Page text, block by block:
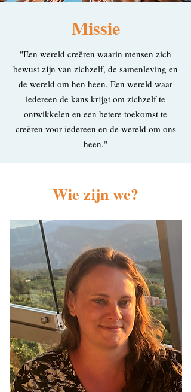
Missie
"Een wereld creëren waarin mensen zich
bewust zijn van zichzelf, de samenleving en
de wereld om hen heen. Een wereld waar
iedereen de kans krijgt om zichzelf te
ontwikkelen en een betere toekomst te
creëren voor iedereen en de wereld om ons
heen."
Wie zijn we?